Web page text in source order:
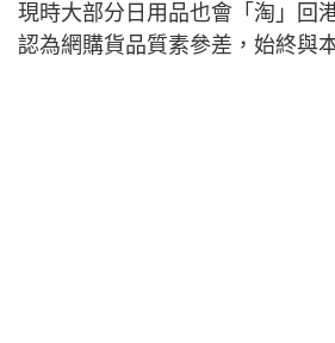
現時大部分日用品也會「淘」回
認為網購貨品質素參差，始終與